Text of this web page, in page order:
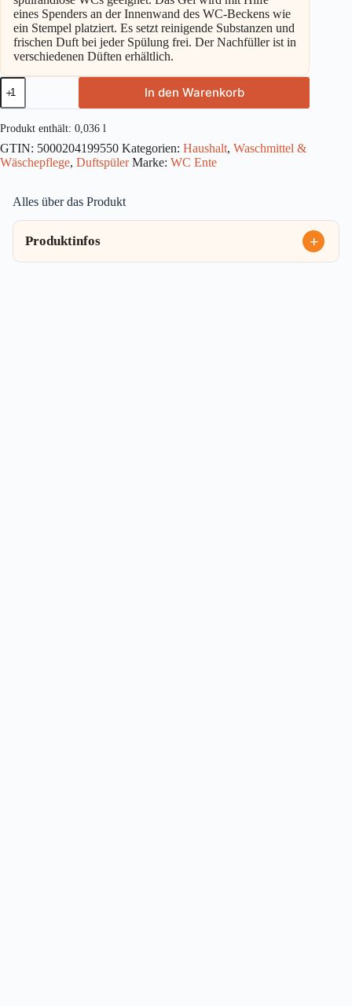
eines Spenders an der Innenwand des WC-Beckens wie
ein Stempel platziert. Es setzt reinigende Substanzen und
frischen Duft bei jeder Spülung frei. Der Nachfüller ist in
verschiedenen Düften erhältlich.
WC
Ente
Frische
Siegel
Lime
NF
36ml
In den Warenkorb
Produkt enthält: 0,036 l
GTIN: 5000204199550 Kategorien: Haushalt, Waschmittel &
Wäschepflege, Duftspüler Marke: WC Ente
Alles über das Produkt
Produktinfos